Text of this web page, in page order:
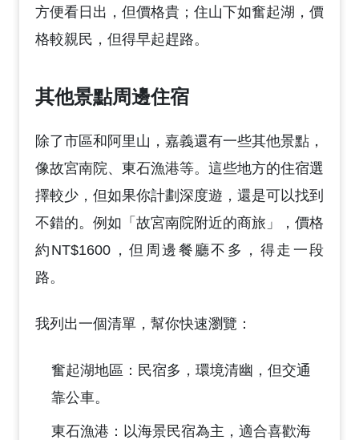
方便看日出，但價格貴；住山下如奮起湖，價
格較親民，但得早起趕路。
其他景點周邊住宿
除了市區和阿里山，嘉義還有一些其他景點，
像故宮南院、東石漁港等。這些地方的住宿選
擇較少，但如果你計劃深度遊，還是可以找到
不錯的。例如「故宮南院附近的商旅」，價格
約NT$1600，但周邊餐廳不多，得走一段
路。
我列出一個清單，幫你快速瀏覽：
奮起湖地區：民宿多，環境清幽，但交通
靠公車。
東石漁港：以海景民宿為主，適合喜歡海